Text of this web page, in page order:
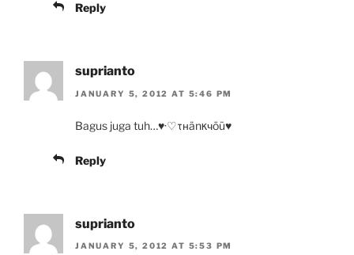
Reply
suprianto
JANUARY 5, 2012 AT 5:46 PM
Bagus juga tuh…♥·♡τнänκчöü♥
Reply
suprianto
JANUARY 5, 2012 AT 5:53 PM